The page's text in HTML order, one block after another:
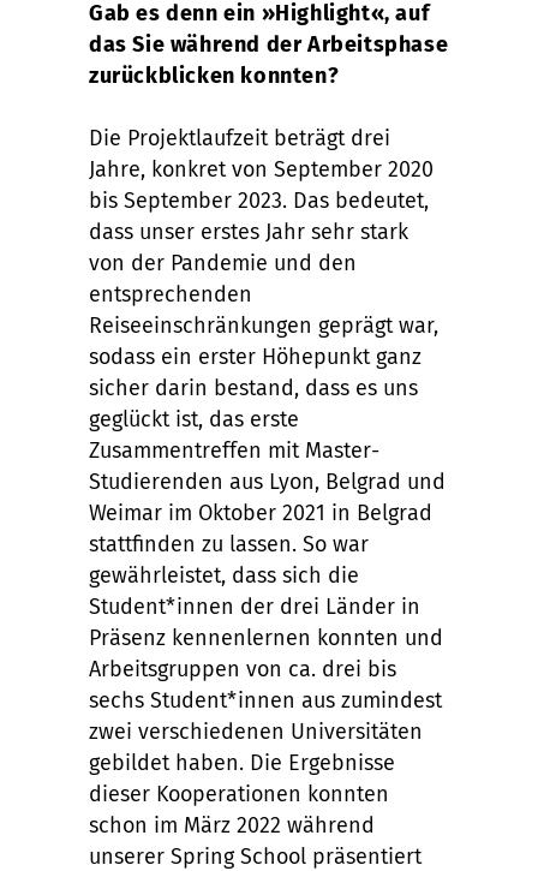
Gab es denn ein »Highlight«, auf
das Sie während der Arbeitsphase
zurückblicken konnten?
Die Projektlaufzeit beträgt drei
Jahre, konkret von September 2020
bis September 2023. Das bedeutet,
dass unser erstes Jahr sehr stark
von der Pandemie und den
entsprechenden
Reiseeinschränkungen geprägt war,
sodass ein erster Höhepunkt ganz
sicher darin bestand, dass es uns
geglückt ist, das erste
Zusammentreffen mit Master-
Studierenden aus Lyon, Belgrad und
Weimar im Oktober 2021 in Belgrad
stattfinden zu lassen. So war
gewährleistet, dass sich die
Student*innen der drei Länder in
Präsenz kennenlernen konnten und
Arbeitsgruppen von ca. drei bis
sechs Student*innen aus zumindest
zwei verschiedenen Universitäten
gebildet haben. Die Ergebnisse
dieser Kooperationen konnten
schon im März 2022 während
unserer Spring School präsentiert